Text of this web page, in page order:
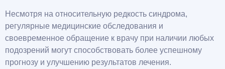
Несмотря на относительную редкость синдрома,
регулярные медицинские обследования и
своевременное обращение к врачу при наличии любых
подозрений могут способствовать более успешному
прогнозу и улучшению результатов лечения.